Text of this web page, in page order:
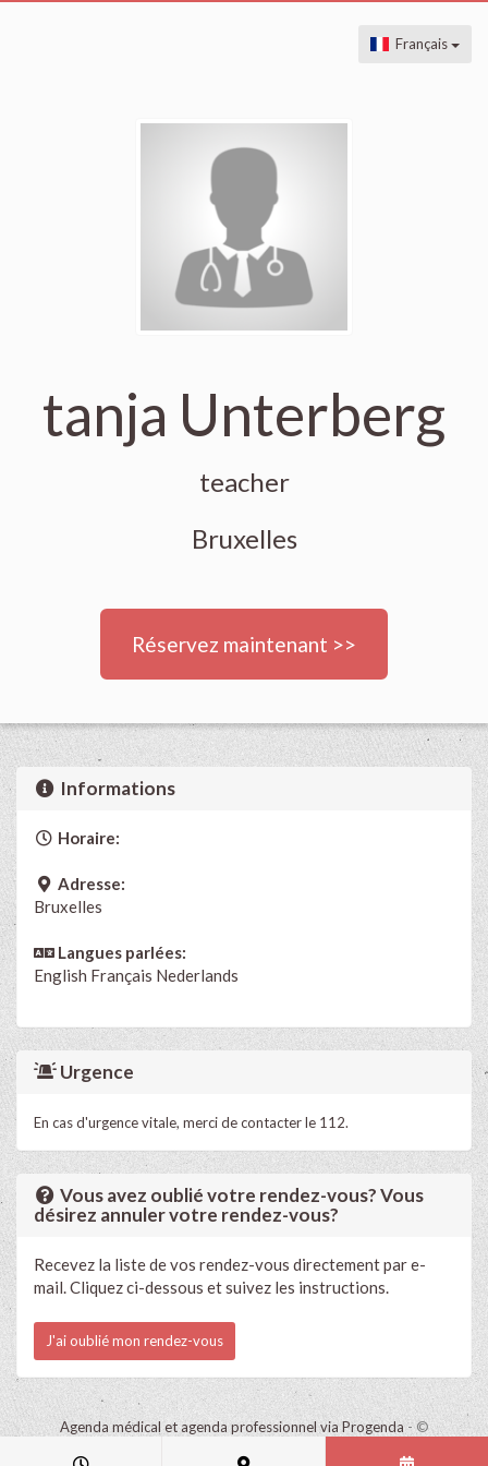
Français
tanja Unterberg
teacher
Bruxelles
Réservez maintenant >>
Informations
Horaire:
Adresse:
Bruxelles
Langues parlées:
English Français Nederlands
Urgence
En cas d'urgence vitale, merci de contacter le 112.
Vous avez oublié votre rendez-vous? Vous
désirez annuler votre rendez-vous?
Recevez la liste de vos rendez-vous directement par e-
mail. Cliquez ci-dessous et suivez les instructions.
J'ai oublié mon rendez-vous
Agenda médical et agenda professionnel via Progenda - ©